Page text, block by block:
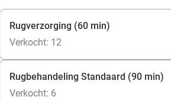
Rugverzorging (60 min)
Verkocht: 12
Rugbehandeling Standaard (90 min)
Verkocht: 6